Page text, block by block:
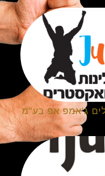
ג'אמפ אפ בע"מ